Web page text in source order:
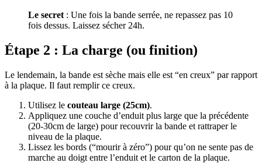
Le secret : Une fois la bande serrée, ne repassez pas 10
fois dessus. Laissez sécher 24h.
Étape 2 : La charge (ou finition)
Le lendemain, la bande est sèche mais elle est “en creux” par rapport
à la plaque. Il faut remplir ce creux.
Utilisez le couteau large (25cm).
Appliquez une couche d’enduit plus large que la précédente
(20-30cm de large) pour recouvrir la bande et rattraper le
niveau de la plaque.
Lissez les bords (“mourir à zéro”) pour qu’on ne sente pas de
marche au doigt entre l’enduit et le carton de la plaque.